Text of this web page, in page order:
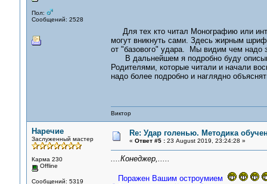
Пол:
Сообщений: 2528
Для тех кто читал Монографию или
могут вникнуть сами. Здесь жирным
от "базового" удара. Мы видим чем надо
В дальнейшем я подробно буду
Родителями, которые читали и начали
надо более подробно и наглядно
Виктор
Наречие
Заслуженный мастер
Карма 230
Offline
Сообщений: 5319
Re: Удар голенью. Методика
« Ответ #5 :23 August 2019, 23:24:28 »
....Конеджер,.....
Поражен Вашим остроумием